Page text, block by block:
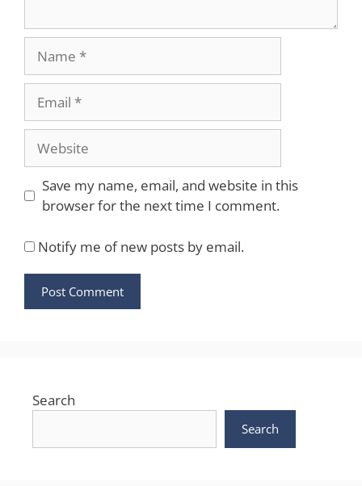
Website
Save my name, email, and website in this
browser for the next time I comment.
Notify me of new posts by email.
Search
Search